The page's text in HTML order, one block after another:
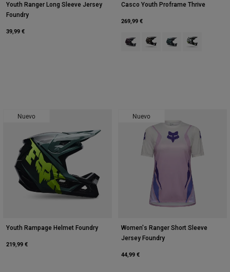
Youth Ranger Long Sleeve Jersey
Foundry
39,99 €
Casco Youth Proframe Thrive
269,99 €
Product swatch type of Granate
Product swatch type of
Product swatch
Product
Nuevo
Youth Rampage Helmet Foundry
219,99 €
Nuevo
Women's Ranger Short Sleeve
Jersey Foundry
44,99 €